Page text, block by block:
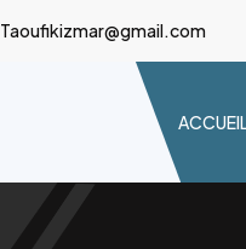
Taoufikizmar@gmail.com